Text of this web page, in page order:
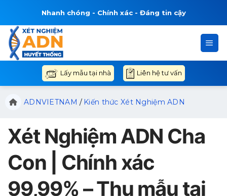
nội
dung
Nhanh chóng - Chính xác - Đáng tin cậy
Lấy mẫu tại nhà Liên hệ tư vấn
ADNVIETNAM / Kiến thức Xét Nghiệm ADN
Xét Nghiệm ADN Cha
Con | Chính xác
99,99% – Thu mẫu tại